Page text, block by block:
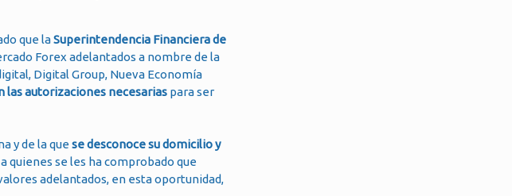
que laSuperintendencia Financiera de
Forex adelantados a nombre de la
Digital Group, Nueva Economía
las autorizaciones necesarias para ser
y de la quese desconoce su domicilio y
quienes se les ha comprobado que
adelantados, en esta oportunidad,